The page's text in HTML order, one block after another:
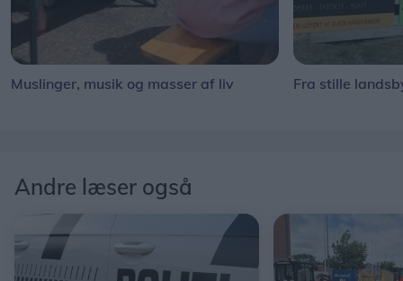
Muslinger, musik og masser af liv Fra stille
Andre læser også